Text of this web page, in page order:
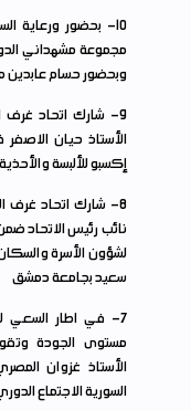
10- بحضور ورعاية
مجموعة مشهداني
وبحضور حسام عابدين
9- شارك اتحاد غرف
الأستاذ حيان
إكسبو للألبسة
8- شارك اتحاد غرف
نائب رئيس الاتحاد ضمن
لشؤون الأسرة
سعيد بجامعة دمشق
7- في اطار السعي
مستوى الجودة
الأستاذ غزوان
السورية الاجتماع